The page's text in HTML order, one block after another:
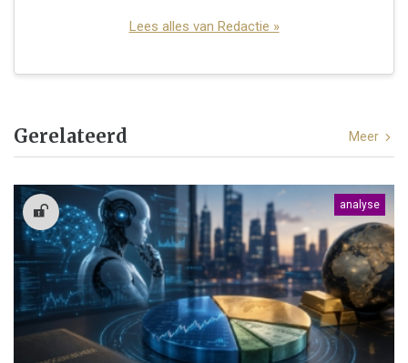
Lees alles van Redactie »
Gerelateerd Meer
analyse